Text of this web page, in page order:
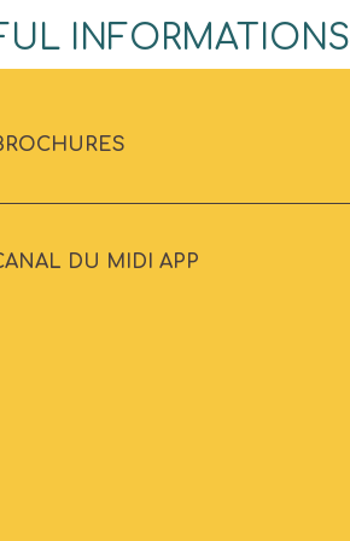
INFORMATIONS
DU MIDI APP